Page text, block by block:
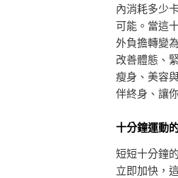
內消耗多少
可能。當這
外負擔轉變
改善體態、
瘦身、美容
伴終身、讓
十分鐘運動
短短十分鐘
立即加快，